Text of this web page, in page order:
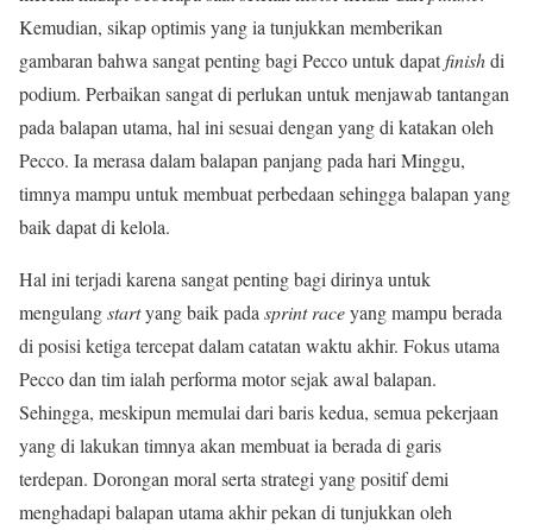
Kemudian, sikap optimis yang ia tunjukkan memberikan
gambaran bahwa sangat penting bagi Pecco untuk dapatfinishdi
podium. Perbaikan sangat di perlukan untuk menjawab tantangan
pada balapan utama, hal ini sesuai dengan yang di katakan oleh
Pecco. Ia merasa dalam balapan panjang pada hari Minggu,
timnya mampu untuk membuat perbedaan sehingga balapan yang
baik dapat di kelola.
Hal ini terjadi karena sangat penting bagi dirinya untuk
mengulangstartyang baik pada sprint raceyang mampu berada
di posisi ketiga tercepat dalam catatan waktu akhir. Fokus utama
Pecco dan tim ialah performa motor sejak awal balapan.
Sehingga, meskipun memulai dari baris kedua, semua pekerjaan
yang di lakukan timnya akan membuat ia berada di garis
terdepan. Dorongan moral serta strategi yang positif demi
menghadapi balapan utama akhir pekan di tunjukkan oleh